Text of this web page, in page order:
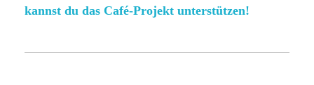
kannst du das Café-Projekt unterstützen!